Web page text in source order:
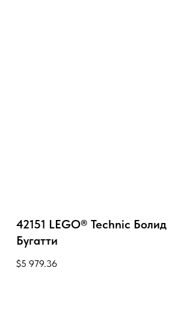
42151 LEGO® Technic Болид
Бугатти
$5 979.36